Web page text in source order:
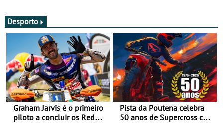
Desporto
Graham Jarvis é o primeiro
piloto a concluir os Red
Pista da Poutena celebra
50 anos de Supercross com